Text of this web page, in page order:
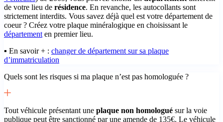
de votre lieu de résidence. En revanche, les autocollants sont
strictement interdits. Vous savez déjà quel est votre département de
coeur ? Créez votre plaque minéralogique en choisissant le
département en premier lieu.
▪️ En savoir + : changer de département sur sa plaque
d’immatriculation
Quels sont les risques si ma plaque n’est pas homologuée ?
Tout véhicule présentant une plaque non homologué sur la voie
publique peut être sanctionné par une amende de 135€. Le véhicule